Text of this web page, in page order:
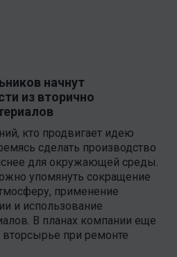
начнут
из вторично
кто продвигает идею
сделать производство
для окружающей среды.
упомянуть сокращение
применение
и использование
В планах компании еще
вторсырье при ремонте